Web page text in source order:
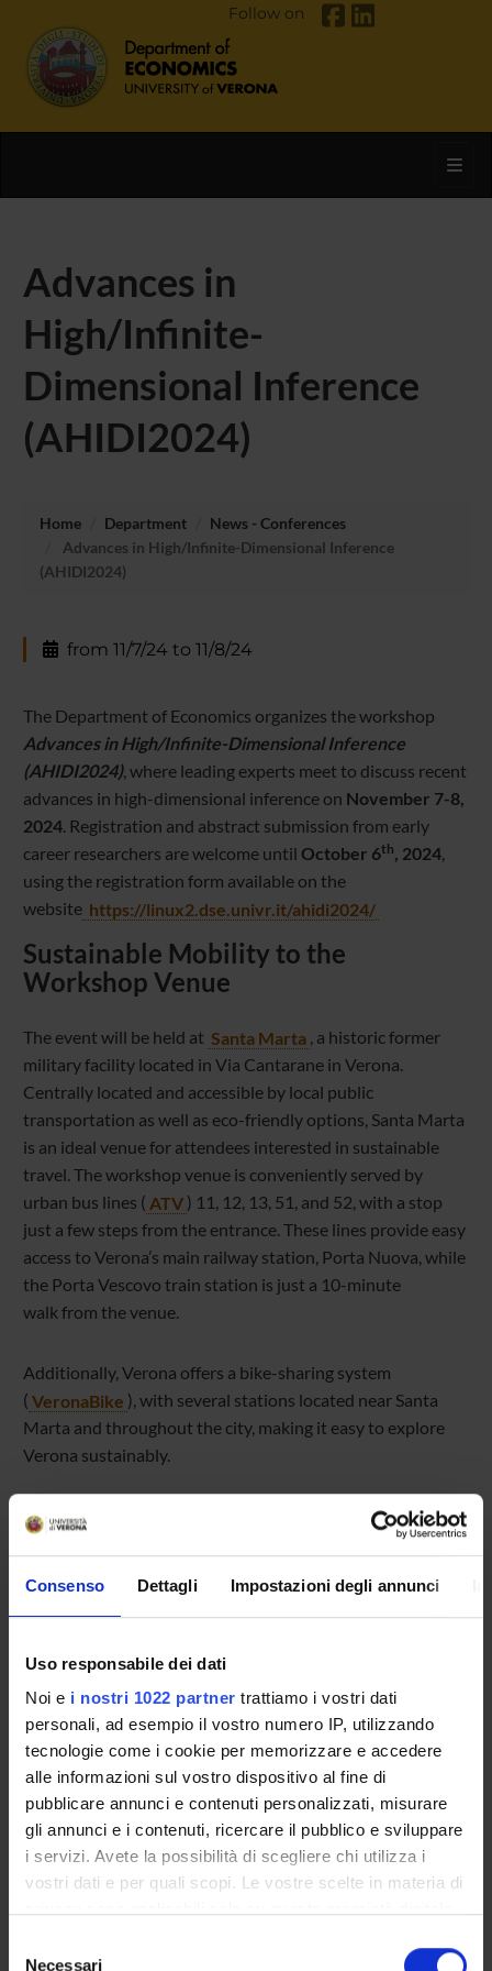
Consenso Dettagli Impostazioni degli annunci
Uso responsabile dei dati
Noi e i nostri 1022 partner trattiamo i vostri dati
personali, ad esempio il vostro numero IP, utilizzando
tecnologie come i cookie per memorizzare e accedere
alle informazioni sul vostro dispositivo al fine di
pubblicare annunci e contenuti personalizzati, misurare
gli annunci e i contenuti, ricercare il pubblico e sviluppare
i servizi. Avete la possibilità di scegliere chi utilizza i
vostri dati e per quali scopi. Le vostre scelte in materia di
modificare o revocare il proprio consenso in qualsiasi
Necessari
Follow on
Advances in
High/Infinite-
Dimensional Inference
(AHIDI2024)
Home Department
News - Conferences
Advances in High/Infinite-Dimensional Inference
(AHIDI2024)
from 11/7/24 to 11/8/24
The Department of Economics organizes the workshop
Advances in High/Infinite-Dimensional Inference
(AHIDI2024), where leading experts meet to discuss recent
advances in high-dimensional inference on November 7-8,
2024. Registration and abstract submission from early
career researchers are welcome until October 6th, 2024,
using the registration form available on the
website https://linux2.dse.univr.it/ahidi2024/
Sustainable Mobility to the
Workshop Venue
The event will be held at Santa Marta , a historic former
military facility located in Via Cantarane in Verona.
Centrally located and accessible by local public
transportation as well as eco-friendly options, Santa Marta
is an ideal venue for attendees interested in sustainable
travel. The workshop venue is conveniently served by
urban bus lines ( ATV ) 11, 12, 13, 51, and 52, with a stop
just a few steps from the entrance. These lines provide easy
access to Verona’s main railway station, Porta Nuova, while
the Porta Vescovo train station is just a 10-minute
walk from the venue.
Additionally, Verona offers a bike-sharing system
( VeronaBike ), with several stations located near Santa
Marta and throughout the city, making it easy to explore
Verona sustainably.
Programme Director
https://linux2.dse.univr.it/ahidi2024/
Department
Economics
ORGANISATION